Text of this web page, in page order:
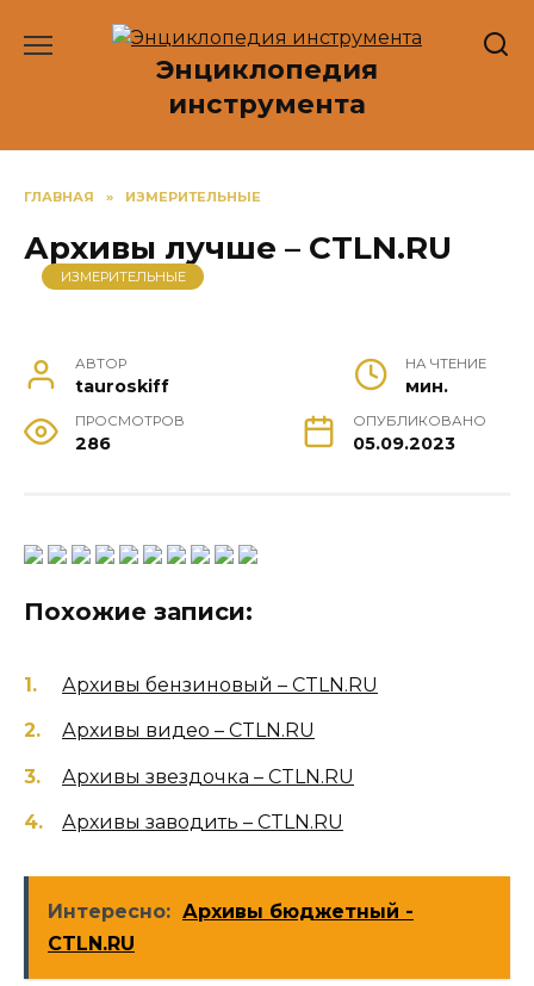
Энциклопедия
инструмента
ГЛАВНАЯ » ИЗМЕРИТЕЛЬНЫЕ
Архивы лучше – CTLN.RU
ИЗМЕРИТЕЛЬНЫЕ
АВТОР
tauroskiff
НА ЧТЕНИЕ
мин.
ПРОСМОТРОВ
286
ОПУБЛИКОВАНО
05.09.2023
Похожие записи:
Архивы бензиновый – CTLN.RU
Архивы видео – CTLN.RU
Архивы звездочка – CTLN.RU
Архивы заводить – CTLN.RU
Интересно: Архивы бюджетный -
CTLN.RU